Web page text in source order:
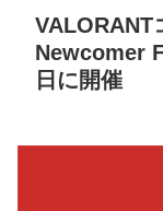
VALORANT
Newcomer
日に開催